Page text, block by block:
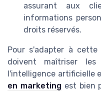
assurant aux
informations
droits réservés.
Pour s'adapter à cette
doivent maîtriser les
l'intelligence artificielle
en marketing est bien